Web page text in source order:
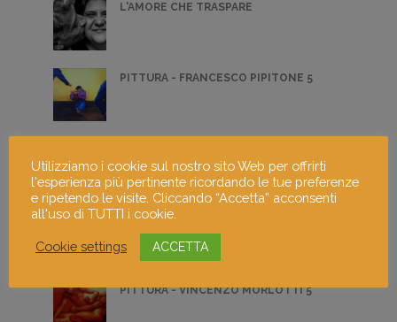
L'AMORE CHE TRASPARE
PITTURA - FRANCESCO PIPITONE 5
PITTURA - ANDREA MUGGIASCA 2
PITTURA - VINCENZO MORLOTTI 5
Utilizziamo i cookie sul nostro sito Web per offrirti
l'esperienza più pertinente ricordando le tue preferenze
e ripetendo le visite. Cliccando “Accetta” acconsenti
all'uso di TUTTI i cookie.
Cookie settings ACCETTA